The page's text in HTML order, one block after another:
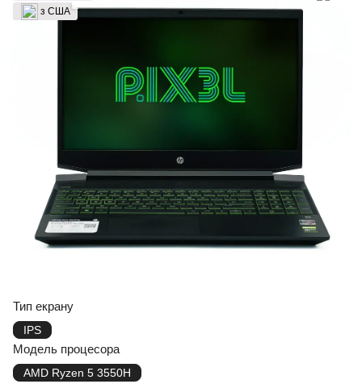
з США
Тип екрану
IPS
Модель процесора
AMD Ryzen 5 3550H